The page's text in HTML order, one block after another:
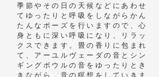
季節やその日の天候などにあわせ
てゆったりと呼吸をしながらかん
たんなポーズを行いますので、心
身ともに深い呼吸になり、リラッ
クスできます。​ 畳の香りに包まれ
て、アーユルヴェーダの音とシン
ギングボウルの音をゆったりとき
きながら、 音の瞑想をしていきま